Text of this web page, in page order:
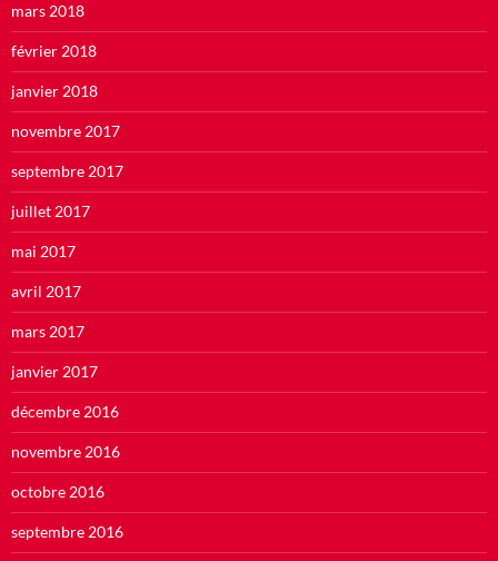
mars 2018
février 2018
janvier 2018
novembre 2017
septembre 2017
juillet 2017
mai 2017
avril 2017
mars 2017
janvier 2017
décembre 2016
novembre 2016
octobre 2016
septembre 2016